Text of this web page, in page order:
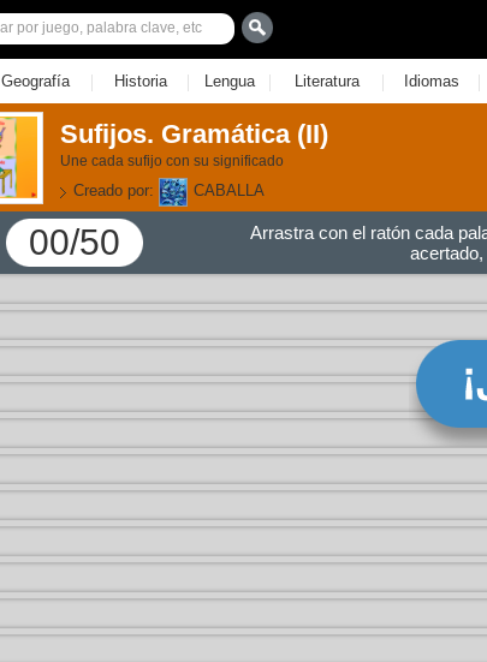
Geografía | Historia | Lengua | Literatura | Idiomas |
Sufijos. Gramática (II)
Une cada sufijo con su significado
Creado por: CABALLA
00/50
Arrastra con el ratón cada